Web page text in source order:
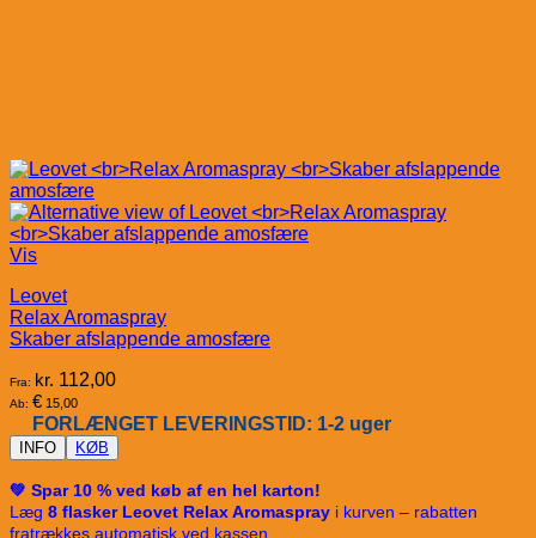
Vis
Leovet
Relax Aromaspray
Skaber afslappende amosfære
Fra: kr. 112,00
Ab: € 15,00
FORLÆNGET LEVERINGSTID: 1-2 uger
INFO KØB
💚 Spar 10 % ved køb af en hel karton!
Læg 8 flasker Leovet Relax Aromaspray i kurven – rabatten
fratrækkes automatisk ved kassen.